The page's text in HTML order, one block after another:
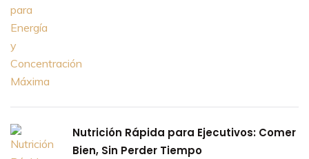
Nutrición Rápida para Ejecutivos: Comer
Bien, Sin Perder Tiempo